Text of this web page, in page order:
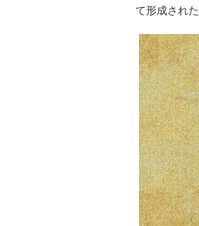
て形成され